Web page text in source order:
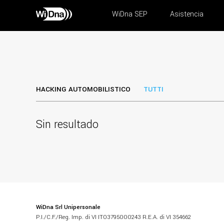
WiDna SEP Asistencia
HACKING AUTOMOBILISTICO TUTTI
Sin resultado
WiDna Srl Unipersonale
P.I./C.F./Reg. Imp. di VI IT03795000243 R.E.A. di VI 354662